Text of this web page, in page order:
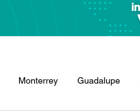
Monterrey Guadalupe